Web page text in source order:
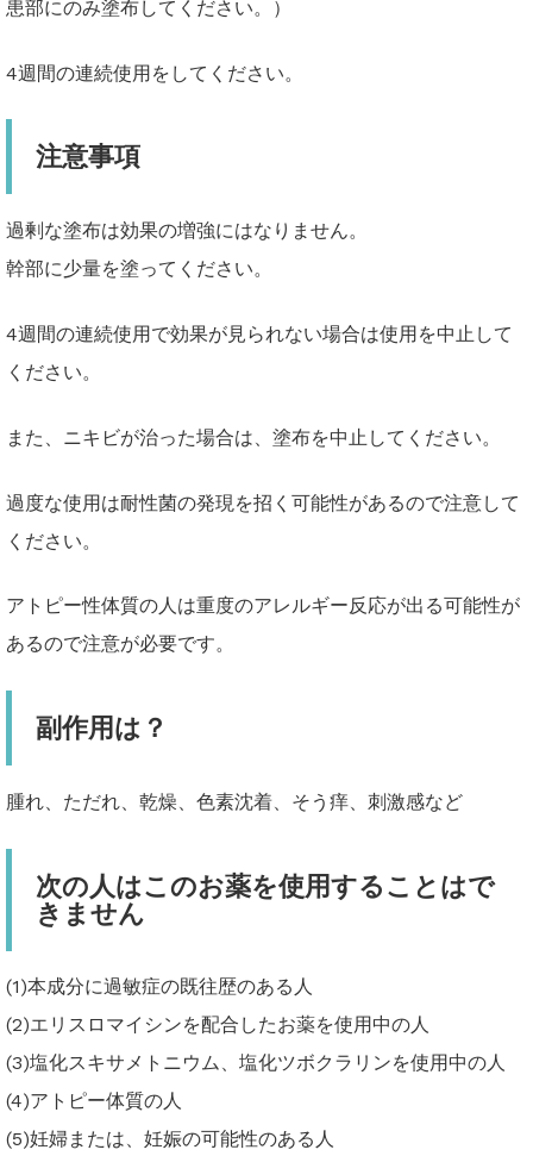
患部にのみ塗布してください。）
4週間の連続使用をしてください。
注意事項
過剰な塗布は効果の増強にはなりません。
幹部に少量を塗ってください。
4週間の連続使用で効果が見られない場合は使用を中止して
ください。
また、ニキビが治った場合は、塗布を中止してください。
過度な使用は耐性菌の発現を招く可能性があるので注意して
ください。
アトピー性体質の人は重度のアレルギー反応が出る可能性が
あるので注意が必要です。
副作用は？
腫れ、ただれ、乾燥、色素沈着、そう痒、刺激感など
次の人はこのお薬を使用することはで
きません
(1)本成分に過敏症の既往歴のある人
(2)エリスロマイシンを配合したお薬を使用中の人
(3)塩化スキサメトニウム、塩化ツボクラリンを使用中の人
(4)アトピー体質の人
(5)妊婦または、妊娠の可能性のある人